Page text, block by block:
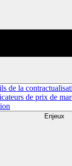
de la
de prix de
Enjeux